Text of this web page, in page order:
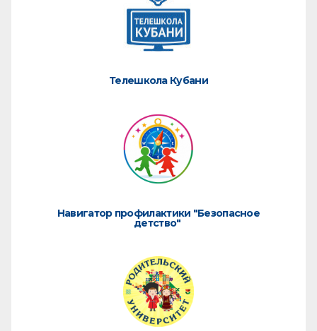
Телешкола Кубани
Навигатор профилактики "Безопасное
детство"